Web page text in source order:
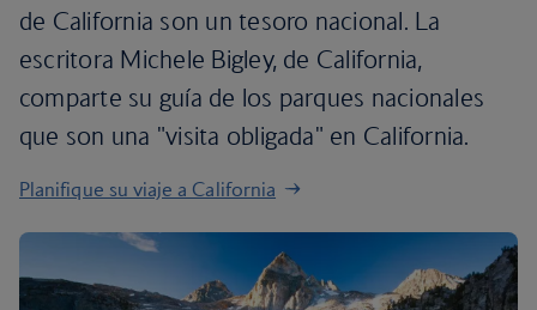
de California son un tesoro nacional. La
escritora Michele Bigley, de California,
comparte su guía de los parques nacionales
que son una "visita obligada" en California.
Planifique su viaje a California